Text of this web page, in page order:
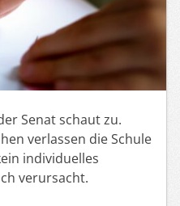
Senat schaut zu.
verlassen die Schule
individuelles
verursacht.